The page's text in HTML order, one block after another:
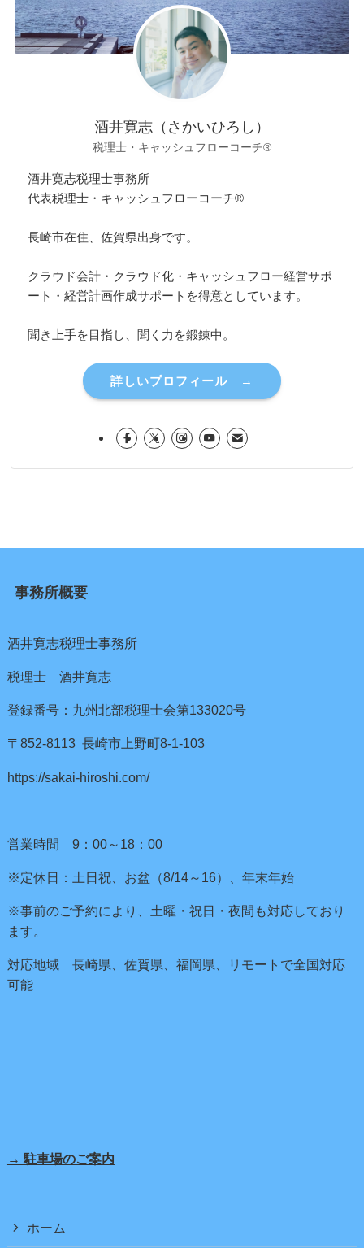
酒井寛志（さかいひろし）
税理士・キャッシュフローコーチ®
酒井寛志税理士事務所
代表税理士・キャッシュフローコーチ®
長崎市在住、佐賀県出身です。
クラウド会計・クラウド化・キャッシュフロー経営サポ
ート・経営計画作成サポートを得意としています。
聞き上手を目指し、聞く力を鍛錬中。
詳しいプロフィール →
事務所概要
酒井寛志税理士事務所
税理士 酒井寛志
登録番号：九州北部税理士会第133020号
〒852-8113 長崎市上野町8-1-103
https://sakai-hiroshi.com/
営業時間 9：00～18：00
※定休日：土日祝、お盆（8/14～16）、年末年始
※事前のご予約により、土曜・祝日・夜間も対応しており
ます。
対応地域 長崎県、佐賀県、福岡県、リモートで全国対応
可能
→ 駐車場のご案内
ホーム